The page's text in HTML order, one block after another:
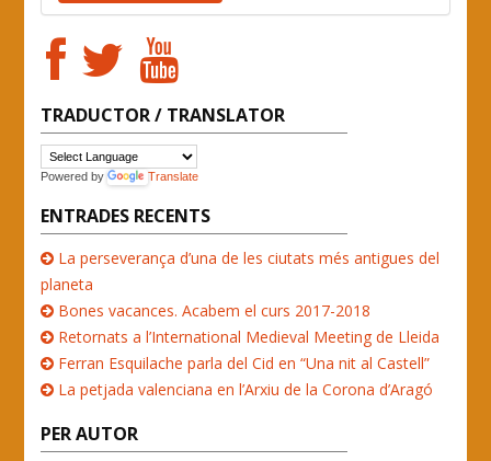
TRADUCTOR / TRANSLATOR
Powered by Translate
ENTRADES RECENTS
La perseverança d’una de les ciutats més antigues del
planeta
Bones vacances. Acabem el curs 2017-2018
Retornats a l’International Medieval Meeting de Lleida
Ferran Esquilache parla del Cid en “Una nit al Castell”
La petjada valenciana en l’Arxiu de la Corona d’Aragó
PER AUTOR